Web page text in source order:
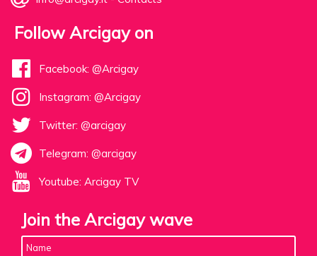
Follow Arcigay on
Facebook: @Arcigay
Instagram: @Arcigay
Twitter: @arcigay
Telegram: @arcigay
Youtube: Arcigay TV
Join the Arcigay wave